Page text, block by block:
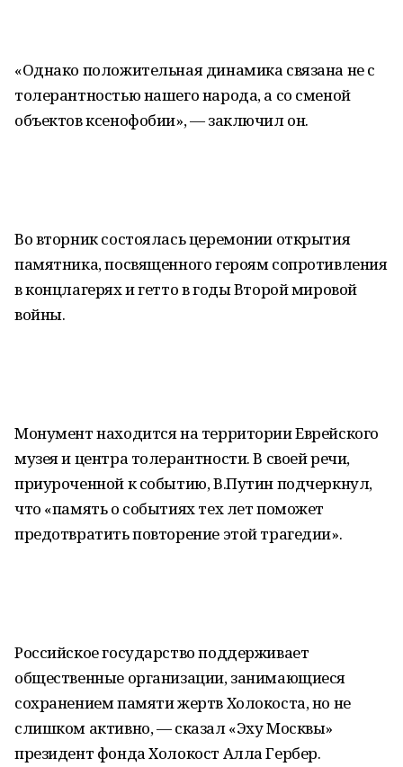
«Однако положительная динамика связана не с
толерантностью нашего народа, а со сменой
объектов ксенофобии», — заключил он.
Во вторник состоялась церемонии открытия
памятника, посвященного героям сопротивления
в концлагерях и гетто в годы Второй мировой
войны.
Монумент находится на территории Еврейского
музея и центра толерантности. В своей речи,
приуроченной к событию, В.Путин подчеркнул,
что «память о событиях тех лет поможет
предотвратить повторение этой трагедии».
Российское государство поддерживает
общественные организации, занимающиеся
сохранением памяти жертв Холокоста, но не
слишком активно, — сказал «Эху Москвы»
президент фонда Холокост Алла Гербер.